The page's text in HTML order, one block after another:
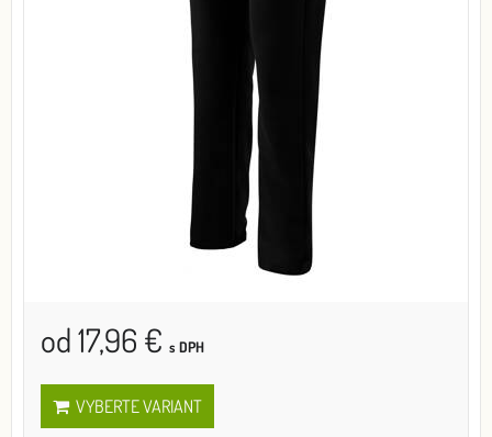
od 17,96 € s DPH
VYBERTE VARIANT